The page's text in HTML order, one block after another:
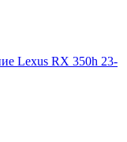
Lexus RX 350h 23-